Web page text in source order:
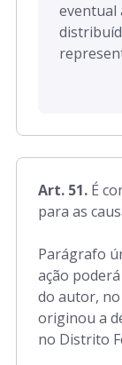
eventual
Art. 51. É
para as
Parágrafo
ação
do autor,
originou a
no Distrito